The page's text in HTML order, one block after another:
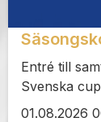
Entré till
Svenska
01.08.2026